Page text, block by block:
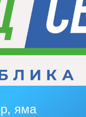
яма